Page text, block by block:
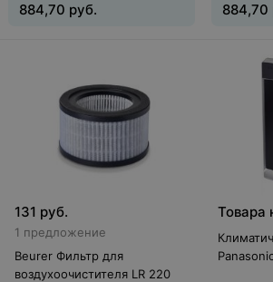
884,70 руб. 884,70
131 руб.
1 предложение
Beurer Фильтр для
воздухоочистителя LR 220
Товара